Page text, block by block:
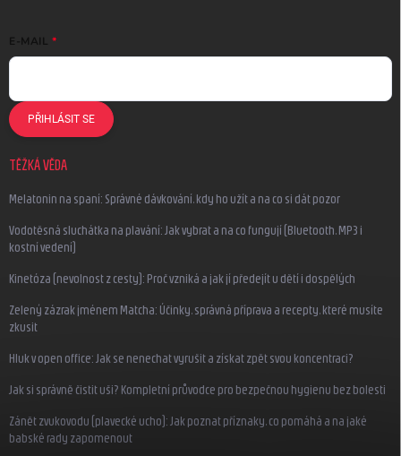
E-MAIL
PŘIHLÁSIT SE
TĚŽKÁ VĚDA
Melatonin na spaní: Správné dávkování, kdy ho užít a na co si dát pozor
Vodotěsná sluchátka na plavání: Jak vybrat a na co fungují (Bluetooth, MP3 i
kostní vedení)
Kinetóza (nevolnost z cesty): Proč vzniká a jak jí předejít u dětí i dospělých
Zelený zázrak jménem Matcha: Účinky, správná příprava a recepty, které musíte
zkusit
Hluk v open office: Jak se nenechat vyrušit a získat zpět svou koncentraci?
Jak si správně čistit uši? Kompletní průvodce pro bezpečnou hygienu bez bolesti
Zánět zvukovodu (plavecké ucho): Jak poznat příznaky, co pomáhá a na jaké
babské rady zapomenout